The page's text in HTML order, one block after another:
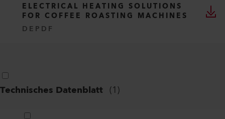
ELECTRICAL HEATING SOLUTIONS
FOR COFFEE ROASTING MACHINES
DE PDF
Technisches Datenblatt (1)